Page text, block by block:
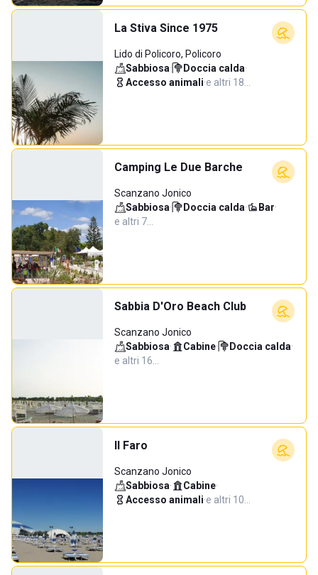
La Stiva Since 1975
Lido di Policoro, Policoro
Sabbiosa· Doccia calda·
Accesso animali·e altri 18…
Camping Le Due Barche
Scanzano Jonico
Sabbiosa· Doccia calda· Bar·
e altri 7…
Sabbia D'Oro Beach Club
Scanzano Jonico
Sabbiosa· Cabine· Doccia calda·
e altri 16…
Il Faro
Scanzano Jonico
Sabbiosa· Cabine·
Accesso animali·e altri 10…